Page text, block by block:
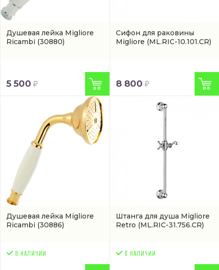
Душевая лейка Migliore
Ricambi (30880)
5 500
Сифон для раковины
Migliore (ML.RIC-10.101.CR)
8 800
Душевая лейка Migliore
Ricambi (30886)
Штанга для душа Migliore
Retro (ML.RIC-31.756.CR)